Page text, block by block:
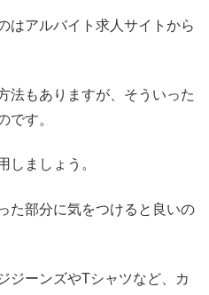
はアルバイト求人サイトから
法もありますが、そういった
です。
しましょう。
た部分に気をつけると良いの
ジーンズやTシャツなど、カ